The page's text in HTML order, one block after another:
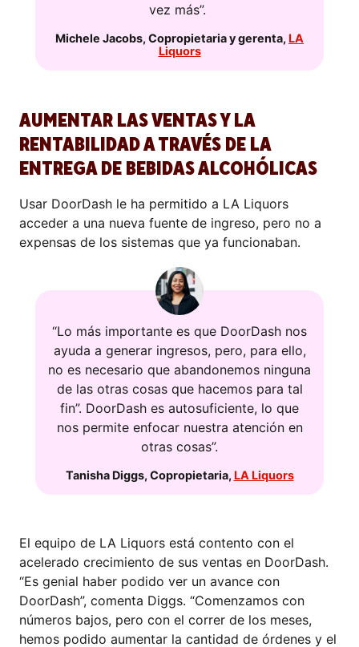
vez más”.
Michele Jacobs, Copropietaria y gerenta, LA
Liquors
AUMENTAR LAS VENTAS Y LA
RENTABILIDAD A TRAVÉS DE LA
ENTREGA DE BEBIDAS ALCOHÓLICAS
Usar DoorDash le ha permitido a LA Liquors
acceder a una nueva fuente de ingreso, pero no a
expensas de los sistemas que ya funcionaban.
“Lo más importante es que DoorDash nos
ayuda a generar ingresos, pero, para ello,
no es necesario que abandonemos ninguna
de las otras cosas que hacemos para tal
fin”. DoorDash es autosuficiente, lo que
nos permite enfocar nuestra atención en
otras cosas”.
Tanisha Diggs, Copropietaria, LA Liquors
El equipo de LA Liquors está contento con el
acelerado crecimiento de sus ventas en DoorDash.
“Es genial haber podido ver un avance con
DoorDash”, comenta Diggs. “Comenzamos con
números bajos, pero con el correr de los meses,
hemos podido aumentar la cantidad de órdenes y el